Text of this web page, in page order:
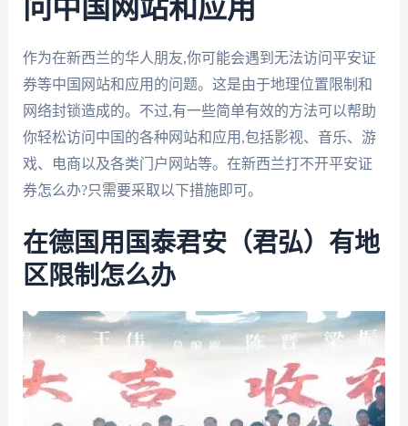
问中国网站和应用
作为在新西兰的华人朋友,你可能会遇到无法访问平安证
券等中国网站和应用的问题。这是由于地理位置限制和
网络封锁造成的。不过,有一些简单有效的方法可以帮助
你轻松访问中国的各种网站和应用,包括影视、音乐、游
戏、电商以及各类门户网站等。在新西兰打不开平安证
券怎么办?只需要采取以下措施即可。
在德国用国泰君安（君弘）有地
区限制怎么办